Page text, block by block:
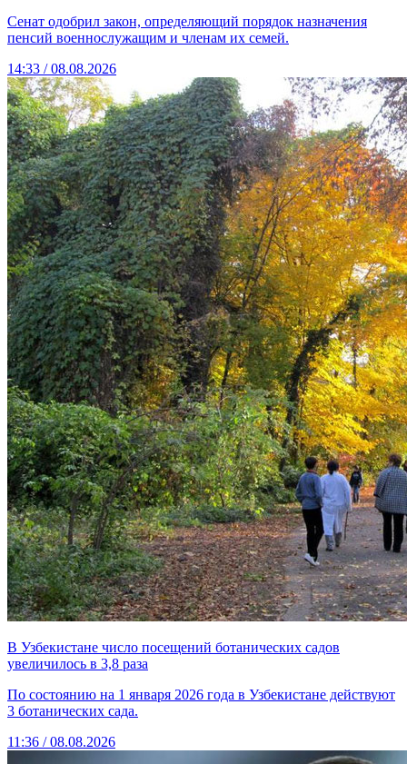
Сенат одобрил закон, определяющий порядок назначения
пенсий военнослужащим и членам их семей.
14:33 / 08.08.2026
В Узбекистане число посещений ботанических садов
увеличилось в 3,8 раза
По состоянию на 1 января 2026 года в Узбекистане действуют
3 ботанических сада.
11:36 / 08.08.2026